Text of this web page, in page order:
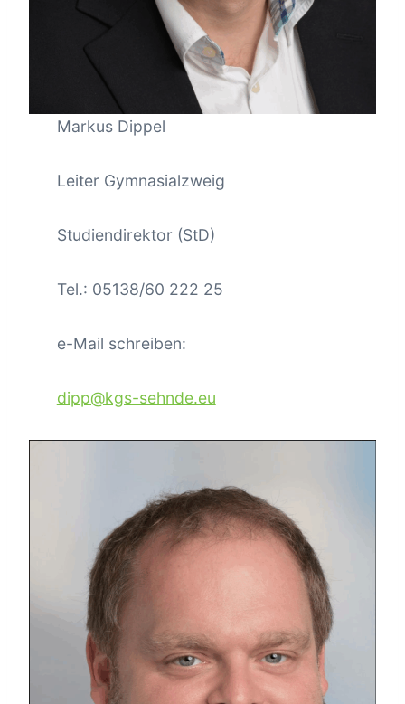
Markus Dippel
Leiter Gymnasialzweig
Studiendirektor (StD)
Tel.: 05138/60 222 25
e-Mail schreiben:
dipp@kgs-sehnde.eu